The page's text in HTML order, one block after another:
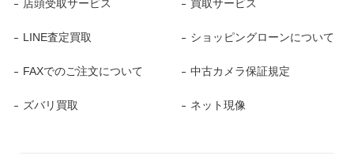
店頭受取サービス 買取サービス
LINE査定買取 ショッピングローンについて
FAXでのご注文について 中古カメラ保証規定
ズバリ買取 ネット現像